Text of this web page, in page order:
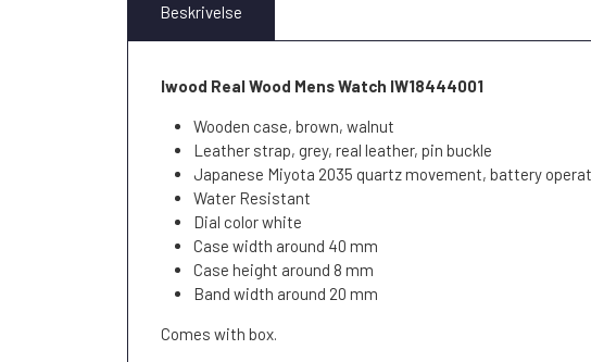
Beskrivelse
Iwood Real Wood Mens Watch IW18444001
Wooden case, brown, walnut
Leather strap, grey, real leather, pin buckle
Japanese Miyota 2035 quartz movement, battery
Water Resistant
Dial color white
Case width around 40 mm
Case height around 8 mm
Band width around 20 mm
Comes with box.